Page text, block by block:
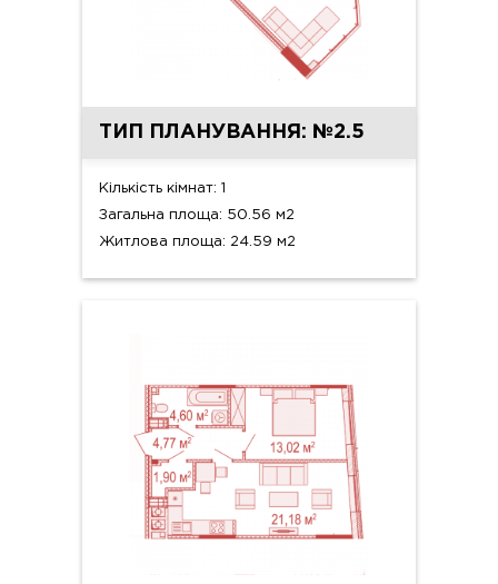
ТИП ПЛАНУВАННЯ: №2.5
Кількість кімнат: 1
Загальна площа: 50.56 м2
Житлова площа: 24.59 м2